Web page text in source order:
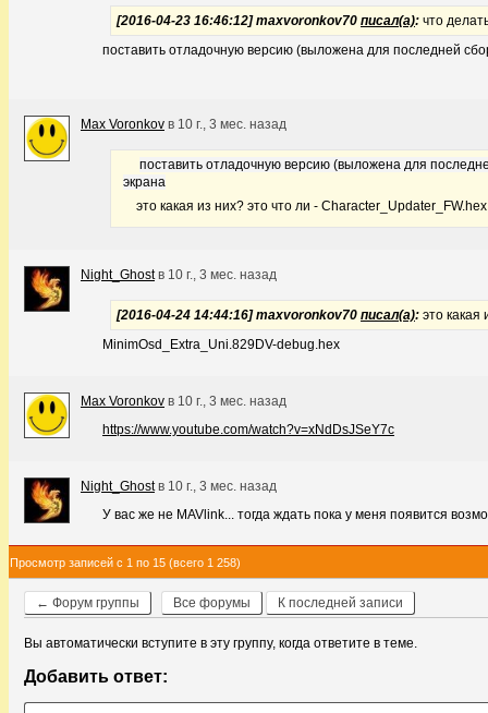
[2016-04-23 16:46:12] maxvoronkov70 писал(а): что
поставить отладочную версию (выложена для последней
Max Voronkov в 10 г., 3 мес. назад
поставить отладочную версию (выложена для
экрана
это какая из них? это что ли -
Night_Ghostв 10 г., 3 мес. назад
[2016-04-24 14:44:16] maxvoronkov70 писал(а): это какая
MinimOsd_Extra_Uni.829DV-debug.hex
Max Voronkov в 10 г., 3 мес. назад
https://www.youtube.com/watch?v=xNdDsJSeY7c
Night_Ghostв 10 г., 3 мес. назад
У вас же не MAVlink... тогда ждать пока у меня появится
Просмотр записей с 1 по 15 (всего 1 258)
← Форум группы Все форумы К последней записи
Вы автоматически вступите в эту группу, когда ответите в теме.
Добавить ответ: